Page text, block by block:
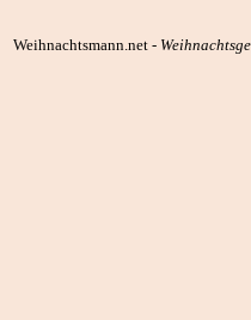
Weihnachtsmann.net -